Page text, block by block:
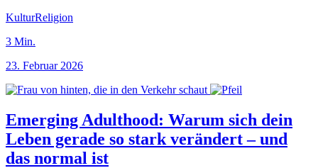
KulturReligion
3 Min.
23. Februar 2026
Emerging Adulthood: Warum sich dein
Leben gerade so stark verändert – und
das normal ist